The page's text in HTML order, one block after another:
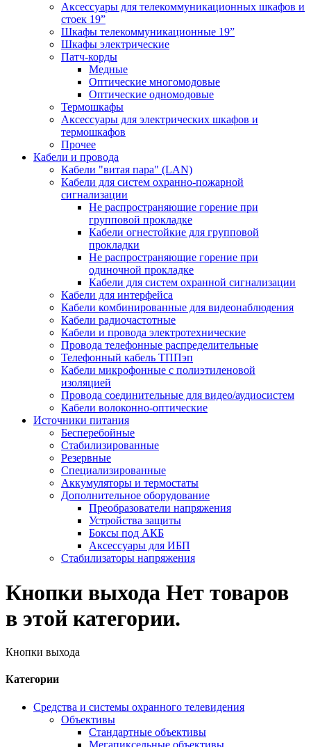
Аксессуары для телекоммуникационных шкафов и
стоек 19”
Шкафы телекоммуникационные 19”
Шкафы электрические
Патч-корды
Медные
Оптические многомодовые
Оптические одномодовые
Термошкафы
Аксессуары для электрических шкафов и
термошкафов
Прочее
Кабели и провода
Кабели "витая пара" (LAN)
Кабели для систем охранно-пожарной
сигнализации
Не распространяющие горение при
групповой прокладке
Кабели огнестойкие для групповой
прокладки
Не распространяющие горение при
одиночной прокладке
Кабели для систем охранной сигнализации
Кабели для интерфейса
Кабели комбинированные для видеонаблюдения
Кабели радиочастотные
Кабели и провода электротехнические
Провода телефонные распределительные
Телефонный кабель ТППэп
Кабели микрофонные с полиэтиленовой
изоляцией
Провода соединительные для видео/аудиосистем
Кабели волоконно-оптические
Источники питания
Бесперебойные
Стабилизированные
Резервные
Специализированные
Аккумуляторы и термостаты
Дополнительное оборудование
Преобразователи напряжения
Устройства защиты
Боксы под АКБ
Аксессуары для ИБП
Стабилизаторы напряжения
Кнопки выхода Нет товаров
в этой категории.
Кнопки выхода
Категории
Средства и системы охранного телевидения
Объективы
Стандартные объективы
Мегапиксельные объективы